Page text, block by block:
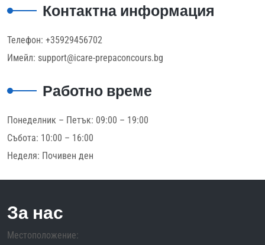
Контактна информация
Телефон: +35929456702
Имейл: support@icare-prepaconcours.bg
Работно време
Понеделник – Петък: 09:00 – 19:00
Събота: 10:00 – 16:00
Неделя: Почивен ден
За нас
Местоположение: